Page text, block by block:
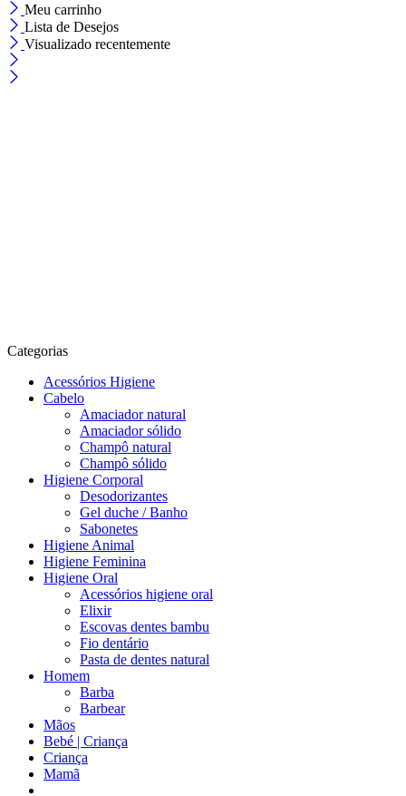
Meu carrinho
Lista de Desejos
Visualizado recentemente
Categorias
Acessórios Higiene
Cabelo
Amaciador natural
Amaciador sólido
Champô natural
Champô sólido
Higiene Corporal
Desodorizantes
Gel duche / Banho
Sabonetes
Higiene Animal
Higiene Feminina
Higiene Oral
Acessórios higiene oral
Elixir
Escovas dentes bambu
Fio dentário
Pasta de dentes natural
Homem
Barba
Barbear
Mãos
Bebé | Criança
Criança
Mamã